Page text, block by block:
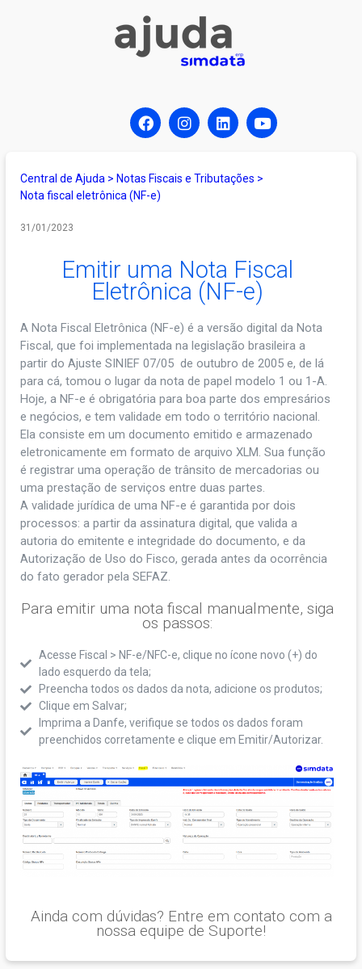
Central de Ajuda > Notas Fiscais e Tributações >
Nota fiscal eletrônica (NF-e)
31/01/2023
Emitir uma Nota Fiscal
Eletrônica (NF-e)
A Nota Fiscal Eletrônica (NF-e) é a versão digital da Nota
Fiscal, que foi implementada na legislação brasileira a
partir do Ajuste SINIEF 07/05 de outubro de 2005 e, de lá
para cá, tomou o lugar da nota de papel modelo 1 ou 1-A.
Hoje, a NF-e é obrigatória para boa parte dos empresários
e negócios, e tem validade em todo o território nacional.
Ela consiste em um documento emitido e armazenado
eletronicamente em formato de arquivo XLM. Sua função
é registrar uma operação de trânsito de mercadorias ou
uma prestação de serviços entre duas partes.
A validade jurídica de uma NF-e é garantida por dois
processos: a partir da assinatura digital, que valida a
autoria do emitente e integridade do documento, e da
Autorização de Uso do Fisco, gerada antes da ocorrência
do fato gerador pela SEFAZ.
Para emitir uma nota fiscal manualmente, siga
os passos:
Acesse Fiscal > NF-e/NFC-e, clique no ícone novo (+) do
lado esquerdo da tela;
Preencha todos os dados da nota, adicione os produtos;
Clique em Salvar;
Imprima a Danfe, verifique se todos os dados foram
preenchidos corretamente e clique em Emitir/Autorizar.
Ainda com dúvidas? Entre em contato com a
nossa equipe de Suporte!